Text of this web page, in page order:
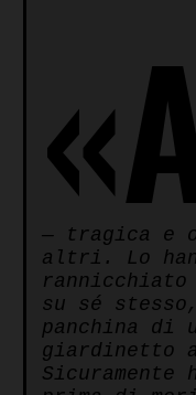
— tragica e
altri. Lo
su sé
panchina di
giardinetto a